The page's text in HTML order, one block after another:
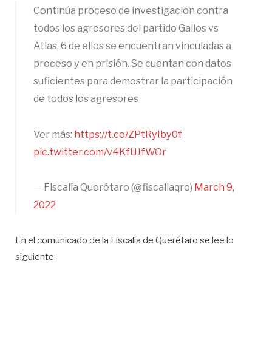
Continúa proceso de investigación contra
todos los agresores del partido Gallos vs
Atlas, 6 de ellos se encuentran vinculadas a
proceso y en prisión. Se cuentan con datos
suficientes para demostrar la participación
de todos los agresores
Ver más: https://t.co/ZPtRyIby0f
pic.twitter.com/v4KfUJfWOr
— Fiscalía Querétaro (@fiscaliaqro) March 9,
2022
En el comunicado de la Fiscalía de Querétaro se lee lo
siguiente: